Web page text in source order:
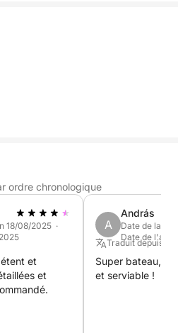
ordre chronologique
18/08/2025 ·
et
et
A
András
Date de la
Date de
Traduit depuis :
Super bateau,
et serviable !